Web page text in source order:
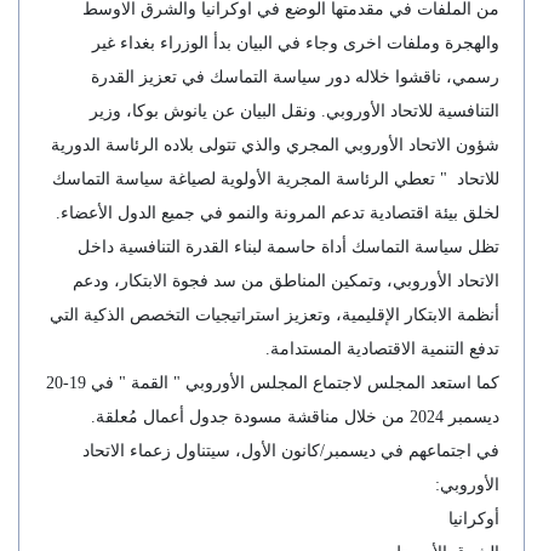
من الملفات في مقدمتها الوضع في اوكرانيا والشرق الاوسط
والهجرة وملفات اخرى وجاء في البيان بدأ الوزراء بغداء غير
رسمي، ناقشوا خلاله دور سياسة التماسك في تعزيز القدرة
التنافسية للاتحاد الأوروبي. ونقل البيان عن يانوش بوكا، وزير
شؤون الاتحاد الأوروبي المجري والذي تتولى بلاده الرئاسة الدورية
للاتحاد " تعطي الرئاسة المجرية الأولوية لصياغة سياسة التماسك
لخلق بيئة اقتصادية تدعم المرونة والنمو في جميع الدول الأعضاء.
تظل سياسة التماسك أداة حاسمة لبناء القدرة التنافسية داخل
الاتحاد الأوروبي، وتمكين المناطق من سد فجوة الابتكار، ودعم
أنظمة الابتكار الإقليمية، وتعزيز استراتيجيات التخصص الذكية التي
تدفع التنمية الاقتصادية المستدامة.
كما استعد المجلس لاجتماع المجلس الأوروبي " القمة " في 19-20
ديسمبر 2024 من خلال مناقشة مسودة جدول أعمال مُعلقة.
في اجتماعهم في ديسمبر/كانون الأول، سيتناول زعماء الاتحاد
الأوروبي:
أوكرانيا